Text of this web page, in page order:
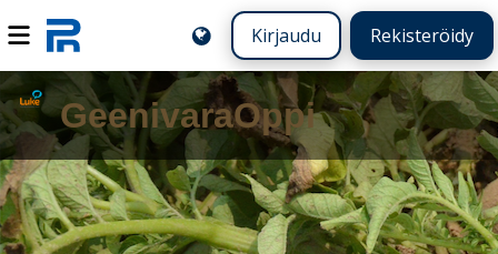
Kirjaudu Rekisteröidy
GeenivaraOppi